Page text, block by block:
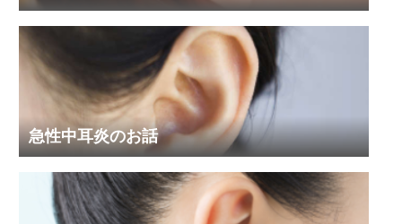
急性中耳炎のお話